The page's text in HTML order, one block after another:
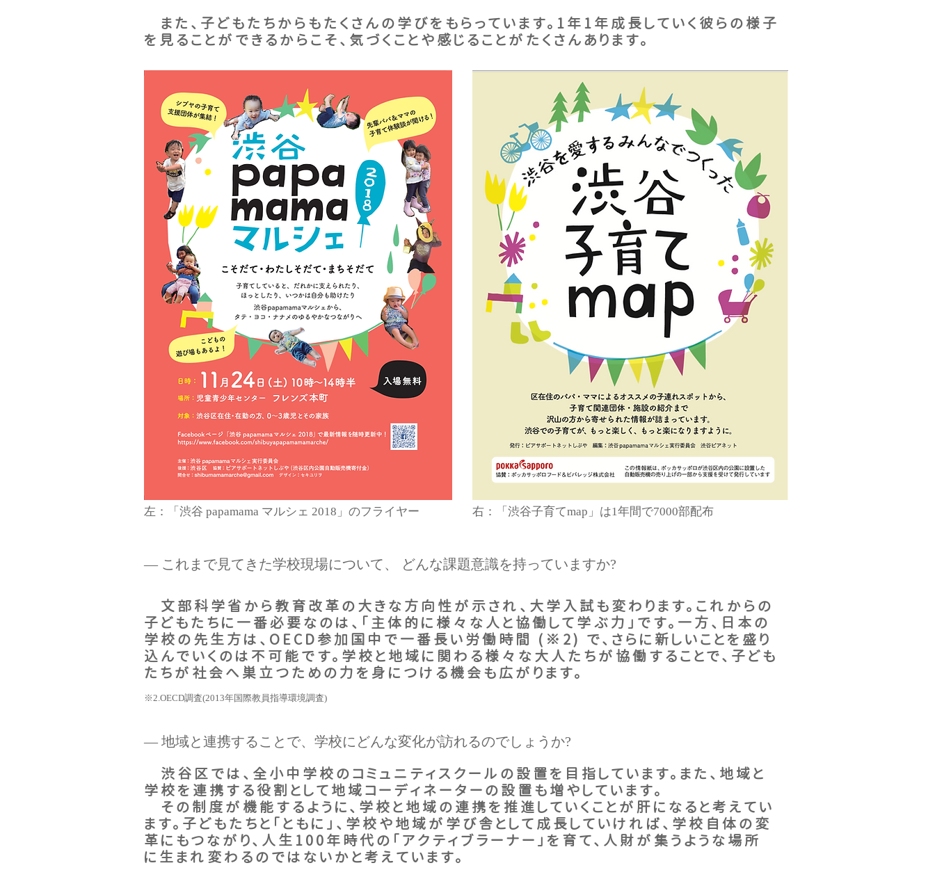
また、子どもたちからもたくさんの学びをもらっています。1年1年成長していく彼らの様子
を見ることができるからこそ、気づくことや感じることがたくさんあります。
左：「渋谷 papamama マルシェ 2018」のフライヤー 右：「渋谷子育てmap」は1年間で7000部配布
― これまで見てきた学校現場について、 どんな課題意識を持っていますか?
文部科学省から教育改革の大きな方向性が示され、大学入試も変わります。これからの
子どもたちに一番必要なのは、「主体的に様々な人と協働して学ぶ力」です。一方、日本の
学校の先生方は、OECD参加国中で一番長い労働時間 (※2) で、さらに新しいことを盛り
込んでいくのは不可能です。学校と地域に関わる様々な大人たちが協働することで、子ども
たちが社会へ巣立つための力を身につける機会も広がります。
※2.OECD調査(2013年国際教員指導環境調査)
― 地域と連携することで、学校にどんな変化が訪れるのでしょうか?
渋谷区では、全小中学校のコミュニティスクールの設置を目指しています。また、地域と
学校を連携する役割として地域コーディネーターの設置も増やしています。
その制度が機能するように、学校と地域の連携を推進していくことが肝になると考えてい
ます。子どもたちと「ともに」、学校や地域が学び舎として成長していければ、学校自体の変
革にもつながり、人生100年時代の「アクティブラーナー」を育て、人財が集うような場所
に生まれ変わるのではないかと考えています。